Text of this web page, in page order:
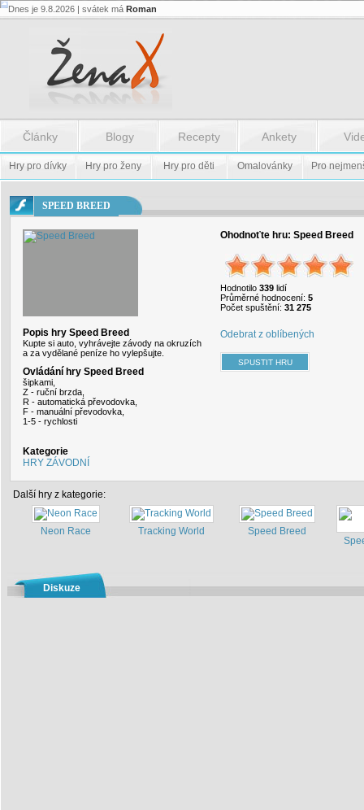
Flash.nazev
Flash.nazev
Dnes je 9.8.2026 | svátek má Roman
Články Blogy Recepty Ankety
Hry pro dívky Hry pro ženy Hry pro děti Omalovánky Pro
SPEED BREED
Popis hry Speed Breed
Kupte si auto, vyhrávejte závody na okruzích
a za vydělané peníze ho vylepšujte.
Ovládání hry Speed Breed
šipkami,
Z - ruční brzda,
R - automatická převodovka,
F - manuální převodovka,
1-5 - rychlosti
Kategorie
HRY ZÁVODNÍ
Ohodnoťte hru: Speed Breed
Hodnotilo 339 lidí
Průměrné hodnocení: 5
Počet spuštění: 31 275
Odebrat z oblíbených
Další hry z kategorie:
Neon Race Tracking World
Speed Breed
Diskuze